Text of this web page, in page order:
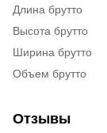
Длина брутто
Высота брутто
Ширина брутто
Объем брутто
Отзывы